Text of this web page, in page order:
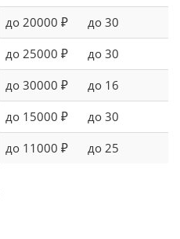
до 20000 ₽ до 30
до 25000 ₽ до 30
до 30000 ₽ до 16
до 15000 ₽ до 30
до 11000 ₽ до 25